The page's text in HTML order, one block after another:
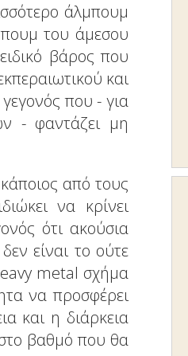
άλμπουμ
του άμεσου
βάρος που
και
που - για
- φαντάζει μη
από τους
να κρίνει
ότι ακούσια
είναι το ούτε
metal σχήμα
να προσφέρει
και η διάρκεια
βαθμό που θα